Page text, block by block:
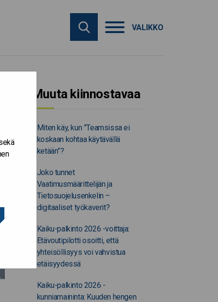
VALIKKO
Muuta kiinnostavaa
Miten käy, kun ”Teamsissa ei
koskaan kohtaa käytävällä
ketään”?
Joko tunnet
Vaatimusmäärittelijän ja
Tietosuojelusenkelin –
digitaaliset työkaverit?
Kaiku-palkinto 2026 -voittaja:
Etävoutipilotti osoitti, että
yhteisöllisyys voi vahvistua
etäisyydessä
Kaiku-palkinto 2026 -
kunniamaininta: Kuuden hengen